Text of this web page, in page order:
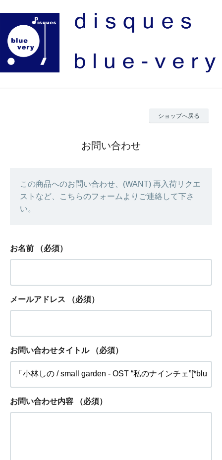
ショップへ戻る
お問い合わせ
この商品へのお問い合わせ、(WANT) 再入荷リクエ
ストなど、こちらのフォームよりご連絡して下さ
い。
お名前 （必須）
メールアドレス （必須）
お問い合わせタイトル （必須）
お問い合わせ内容 （必須）